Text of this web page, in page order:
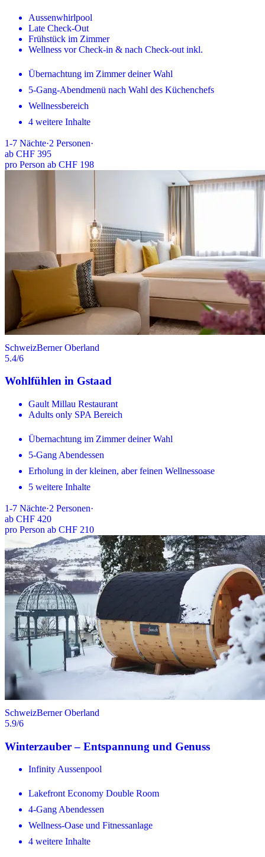
Aussenwhirlpool
Late Check-Out
Frühstück im Zimmer
Wellness vor Check-in & nach Check-out inkl.
Übernachtung im Zimmer deiner Wahl
5-Gang-Abendmenü nach Wahl des Küchenchefs
Wellnessbereich
4 weitere Inhalte
1-7 Nächte·2 Personen·
ab CHF 395
pro Person ab CHF 198
SchweizBerner Oberland
5.4/6
Wohlfühlen in Gstaad
Gault Millau Restaurant
Adults only SPA Bereich
Übernachtung im Zimmer deiner Wahl
5-Gang Abendessen
Erholung in der kleinen, aber feinen Wellnessoase
5 weitere Inhalte
1-7 Nächte·2 Personen·
ab CHF 420
pro Person ab CHF 210
SchweizBerner Oberland
5.9/6
Winterzauber – Entspannung und Genuss
Infinity Aussenpool
Lakefront Economy Double Room
4-Gang Abendessen
Wellness-Oase und Fitnessanlage
4 weitere Inhalte